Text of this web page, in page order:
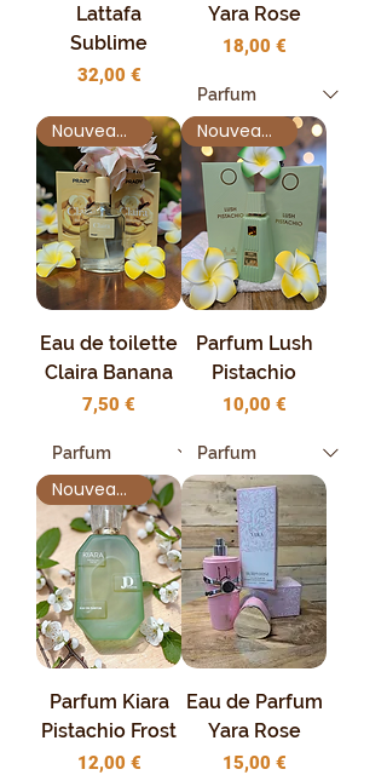
Lattafa
Sublime
Prix
32,00 €
Yara Rose
Prix
18,00 €
Nouveauté !
Eau de toilette
Claira Banana
Prix
7,50 €
Nouveauté !
Parfum Lush
Pistachio
Prix
10,00 €
Nouveauté !
Parfum Kiara
Pistachio Frost
Prix
12,00 €
Eau de Parfum
Yara Rose
Prix
15,00 €